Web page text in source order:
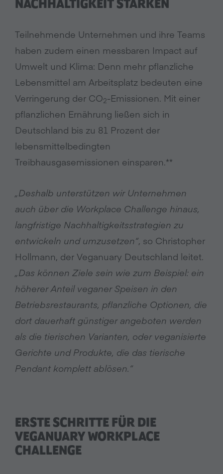
NACHHALTIGKEIT STÄRKEN
Teilnehmende Unternehmen und ihre Teams
haben zudem einen messbaren Impact auf
Umwelt und Klima: Denn mehr pflanzliche
Lebensmittel am Arbeitsplatz bedeuten eine
Verringerung der CO2-Emissionen. Mit einer
pflanzlichen Ernährung ließen sich in
Deutschland bis zu 81 Prozent der
lebensmittelbedingten
Treibhausgasemissionen einsparen.**
„Deshalb unterstützen wir Unternehmen
auch über die Workplace Challenge hinaus,
langfristige Nachhaltigkeitsstrategien zu
entwickeln und umzusetzen“, so Christopher
Hollmann, der Veganuary Deutschland leitet.
„Das können Ziele sein wie zum Beispiel: ein
höherer Anteil veganer Speisen in den
Betriebsrestaurants, pflanzliche Optionen, die
dort dauerhaft günstiger angeboten werden
als die tierischen Varianten, oder veganisierte
Gerichte und Produkte, die das tierische
Pendant komplett ablösen.“
ERSTE SCHRITTE FÜR DIE
VEGANUARY WORKPLACE
CHALLENGE